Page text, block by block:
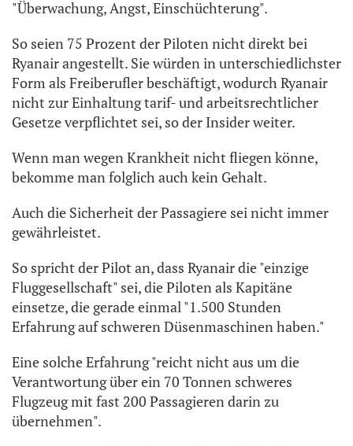
"Überwachung, Angst, Einschüchterung".
So seien 75 Prozent der Piloten nicht direkt bei
Ryanair angestellt. Sie würden in unterschiedlichster
Form als Freiberufler beschäftigt, wodurch Ryanair
nicht zur Einhaltung tarif- und arbeitsrechtlicher
Gesetze verpflichtet sei, so der Insider weiter.
Wenn man wegen Krankheit nicht fliegen könne,
bekomme man folglich auch kein Gehalt.
Auch die Sicherheit der Passagiere sei nicht immer
gewährleistet.
So spricht der Pilot an, dass Ryanair die "einzige
Fluggesellschaft" sei, die Piloten als Kapitäne
einsetze, die gerade einmal "1.500 Stunden
Erfahrung auf schweren Düsenmaschinen haben."
Eine solche Erfahrung "reicht nicht aus um die
Verantwortung über ein 70 Tonnen schweres
Flugzeug mit fast 200 Passagieren darin zu
übernehmen".